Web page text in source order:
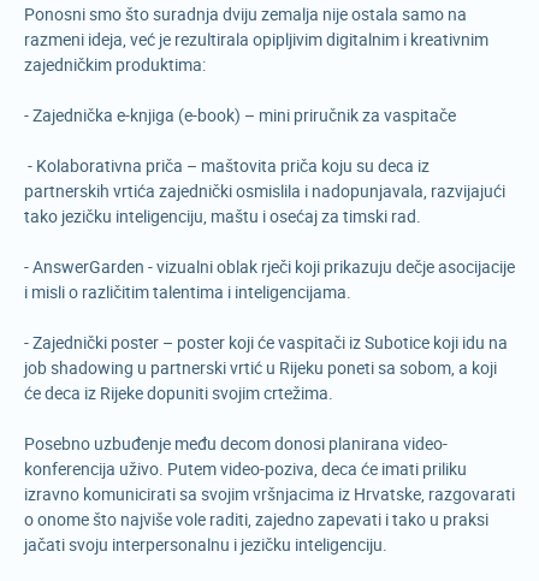
Ponosni smo što suradnja dviju zemalja nije ostala samo na
razmeni ideja, već je rezultirala opipljivim digitalnim i kreativnim
zajedničkim produktima:
- Zajednička e-knjiga (e-book) – mini priručnik za vaspitače
- Kolaborativna priča – maštovita priča koju su deca iz
partnerskih vrtića zajednički osmislila i nadopunjavala, razvijajući
tako jezičku inteligenciju, maštu i osećaj za timski rad.
- AnswerGarden - vizualni oblak rječi koji prikazuju dečje asocijacije
i misli o različitim talentima i inteligencijama.
- Zajednički poster – poster koji će vaspitači iz Subotice koji idu na
job shadowing u partnerski vrtić u Rijeku poneti sa sobom, a koji
će deca iz Rijeke dopuniti svojim crtežima.
Posebno uzbuđenje među decom donosi planirana video-
konferencija uživo. Putem video-poziva, deca će imati priliku
izravno komunicirati sa svojim vršnjacima iz Hrvatske, razgovarati
o onome što najviše vole raditi, zajedno zapevati i tako u praksi
jačati svoju interpersonalnu i jezičku inteligenciju.